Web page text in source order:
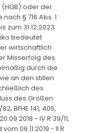
oder der
§ 716 Abs. 1
zum 31.12.2023
bedeutet
wirtschaftlich
Misserfolg des
durch die
an den stillen
des
des Großen
BFHE 141, 405,
- IV R 39/11,
vom 06.11.2019 - II R